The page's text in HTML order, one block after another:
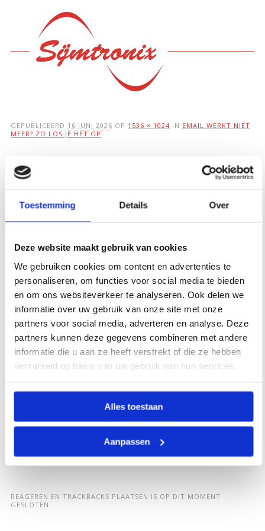
Toestemming Details Over
Deze website maakt gebruik van cookies
We gebruiken cookies om content en advertenties te
personaliseren, om functies voor social media te bieden
en om ons websiteverkeer te analyseren. Ook delen we
informatie over uw gebruik van onze site met onze
partners voor social media, adverteren en analyse. Deze
partners kunnen deze gegevens combineren met andere
informatie die u aan ze heeft verstrekt of die ze hebben
verzameld op basis van uw gebruik van hun services.
Alles toestaan
Aanpassen
Hoofdmenu
GEPUBLICEERD 16 JUNI 2026 OP 1536 × 1024 IN EMAIL WERKT NIET
MEER? ZO LOS JE HET OP
Email werkt niet
meer? Zo los je het
op
REAGEREN EN TRACKBACKS PLAATSEN IS OP DIT MOMENT
GESLOTEN.